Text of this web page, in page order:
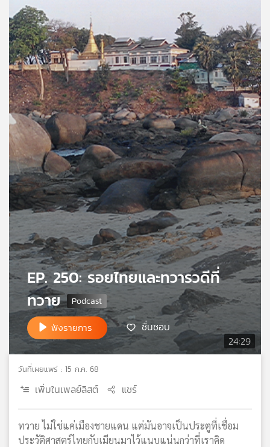
เพลง
บทความ
ข่าว
และ
กิจกรรม
เกี่ยว
กับ
เรา
เครือ
ข่าย
วิทยุ
ไทย
แผนที่
วิทยุ
24:29
EP. 250: รอยไทยและทวารวดีที่
ทวาย
ฟังรายการ ชื่นชอบ
วันที่เผยแพร่ : 15 ก.ค. 68
เพิ่มในเพลย์ลิสต์ แชร์
ทวาย ไม่ใช่แค่เมืองชายแดน แต่มันอาจเป็นประตูที่เชื่อม
ประวัติศาสตร์ไทยกับเมียนมาไว้แนบแน่นกว่าที่เราคิด